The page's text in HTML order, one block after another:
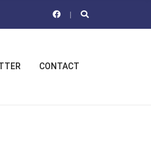
CONTACT